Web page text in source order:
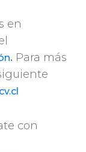
en
. Para más
con